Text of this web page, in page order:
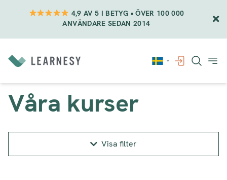
4,9 AV 5 I BETYG • ÖVER 100 000
ANVÄNDARE SEDAN 2014
till
innehåll
Våra kurser
Visa filter